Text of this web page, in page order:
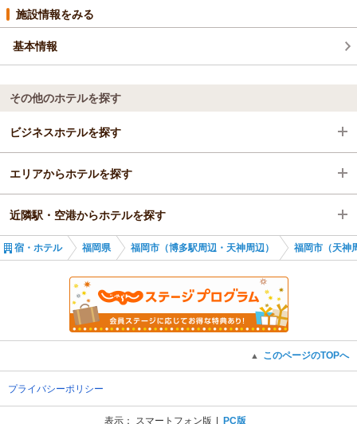
と、そのお気持ちを思うと大変心苦しく感じております。
また、岩風呂の温度についても快適にご利用いただけず申し訳
ございませんでした。現在は調整・点検を進め、より良い状態
でお楽しみいただけるよう改善しております。
みいただけたとのお言葉、とても嬉しく拝見しました。
これからも「また来たい」と思っていただけるよう、スタッフ
一同心を込めておもてなしさせていただきます。
改めまして、このたびのご指摘に深く感謝申し上げます。
（返信日：2025/11/16）
朝食ブランチは味は普通だが大食の私はお腹いっぱい食べられる
ので良し。
私はあまり食べないがデザート類は充実しているので甘い物好き
今回は期待が大きすぎて辛口評価になったのかもしれません。
宿にいた昔からいるという若い方の仲居さんはとても感じが良く
宿泊価格帯： 17,001～18,000円(大人一人あたり/税込)
施設情報をみる
基本情報
その他のホテルを探す
ビジネスホテルを探す
福岡県
福岡市（博多駅周辺・天神周辺）
福岡市（天神周辺・百道浜）
エリアからホテルを探す
福岡県
福岡市（博多駅周辺・天神周辺）
福岡市（天神周辺・百道浜）
野芥駅
近隣駅・空港からホテルを探す
筑前前原駅
宿・ホテル 福岡県 福岡市（博多駅周辺・天神周辺） 福岡市（天神
▲ このページのTOPへ
プライバシーポリシー
表示： スマートフォン版 PC版